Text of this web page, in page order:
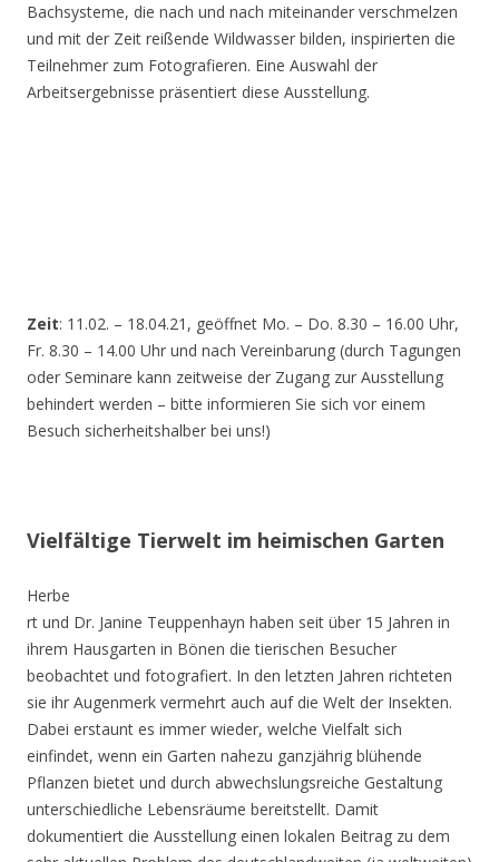
Bachsysteme, die nach und nach miteinander verschmelzen
und mit der Zeit reißende Wildwasser bilden, inspirierten die
Teilnehmer zum Fotografieren. Eine Auswahl der
Arbeitsergebnisse präsentiert diese Ausstellung.
Zeit: 11.02. – 18.04.21, geöffnet Mo. – Do. 8.30 – 16.00 Uhr,
Fr. 8.30 – 14.00 Uhr und nach Vereinbarung (durch Tagungen
oder Seminare kann zeitweise der Zugang zur Ausstellung
behindert werden – bitte informieren Sie sich vor einem
Besuch sicherheitshalber bei uns!)
Vielfältige Tierwelt im heimischen Garten
Herbe
rt und Dr. Janine Teuppenhayn haben seit über 15 Jahren in
ihrem Hausgarten in Bönen die tierischen Besucher
beobachtet und fotografiert. In den letzten Jahren richteten
sie ihr Augenmerk vermehrt auch auf die Welt der Insekten.
Dabei erstaunt es immer wieder, welche Vielfalt sich
einfindet, wenn ein Garten nahezu ganzjährig blühende
Pflanzen bietet und durch abwechslungsreiche Gestaltung
unterschiedliche Lebensräume bereitstellt. Damit
dokumentiert die Ausstellung einen lokalen Beitrag zu dem